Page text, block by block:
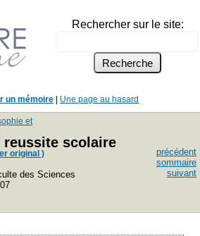
Rechercher sur le site:
un mémoire Une page au hasard
et
scolaire
original )
des Sciences
précédent
sommaire
suivant